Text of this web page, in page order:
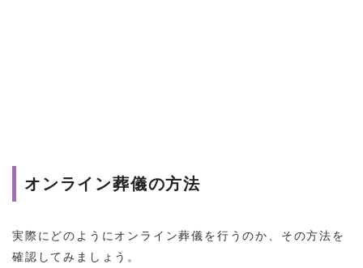
オンライン葬儀の方法
実際にどのようにオンライン葬儀を行うのか、その方法を
確認してみましょう。